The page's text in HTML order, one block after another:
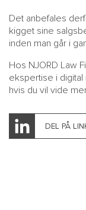
Det anbefales
kigget sine
inden man går i
Hos NJORD Law
ekspertise i
hvis du vil vide
DEL PÅ